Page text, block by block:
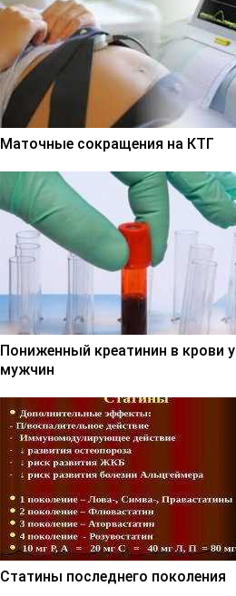
Маточные сокращения на КТГ
Пониженный креатинин в крови у
мужчин
Статины последнего поколения